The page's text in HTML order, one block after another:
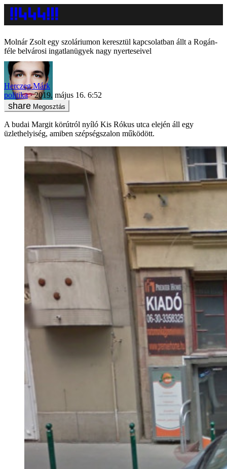
Molnár Zsolt egy szoláriumon keresztül kapcsolatban állt a Rogán-
féle belvárosi ingatlanügyek nagy nyerteseivel
Herczeg Márk
politika
2019. május 16. 6:52
Megosztás
A budai Margit körútról nyíló Kis Rókus utca elején áll egy
üzlethelyiség, amiben szépségszalon működött.